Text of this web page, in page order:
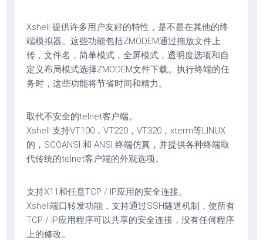
Xshell 提供许多用户友好的特性，是不是在其他的终
端模拟器。这些功能包括ZMODEM通过拖放文件上
传，文件名，简单模式，全屏模式，透明度选项和自
定义布局模式选择ZMODEM文件下载。执行终端的任
务时，这些功能将节省时间和精力。
取代不安全的telnet客户端。
Xshell 支持VT100，VT220，VT320，xterm等LINUX
的，SCOANSI 和 ANSI 终端仿真，并提供各种终端取
代传统的telnet客户端的外观选项。
支持X11和任意TCP / IP应用的安全连接。
Xshell端口转发功能，支持通过SSH隧道机制，使所有
TCP / IP应用程序可以共享的安全连接，没有任何程序
上的修改。